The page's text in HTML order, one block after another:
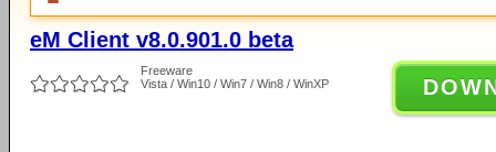
eM Client v8.0.901.0 beta
Freeware
Vista / Win10 / Win7 / Win8 / WinXP